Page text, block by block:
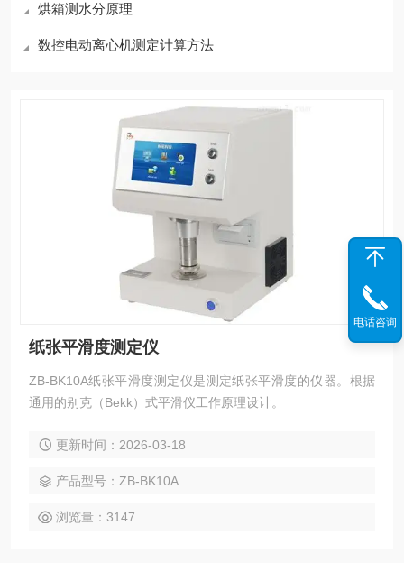
烘箱测水分原理
数控电动离心机测定计算方法
纸张平滑度测定仪
ZB-BK10A纸张平滑度测定仪是测定纸张平滑度的仪器。根据
通用的别克（Bekk）式平滑仪工作原理设计。
更新时间：2026-03-18
产品型号：ZB-BK10A
浏览量：3147
电话咨询